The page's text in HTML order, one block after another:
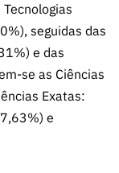
seguidas das
e das
se as Ciências
Exatas:
e